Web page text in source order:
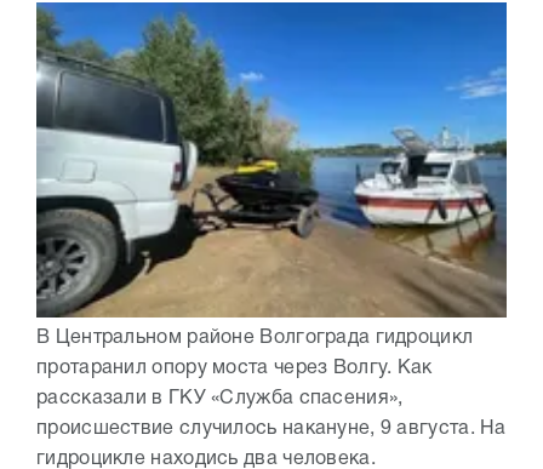
В Центральном районе Волгограда гидроцикл
протаранил опору моста через Волгу. Как
рассказали в ГКУ «Служба спасения»,
происшествие случилось накануне, 9 августа. На
гидроцикле находись два человека.